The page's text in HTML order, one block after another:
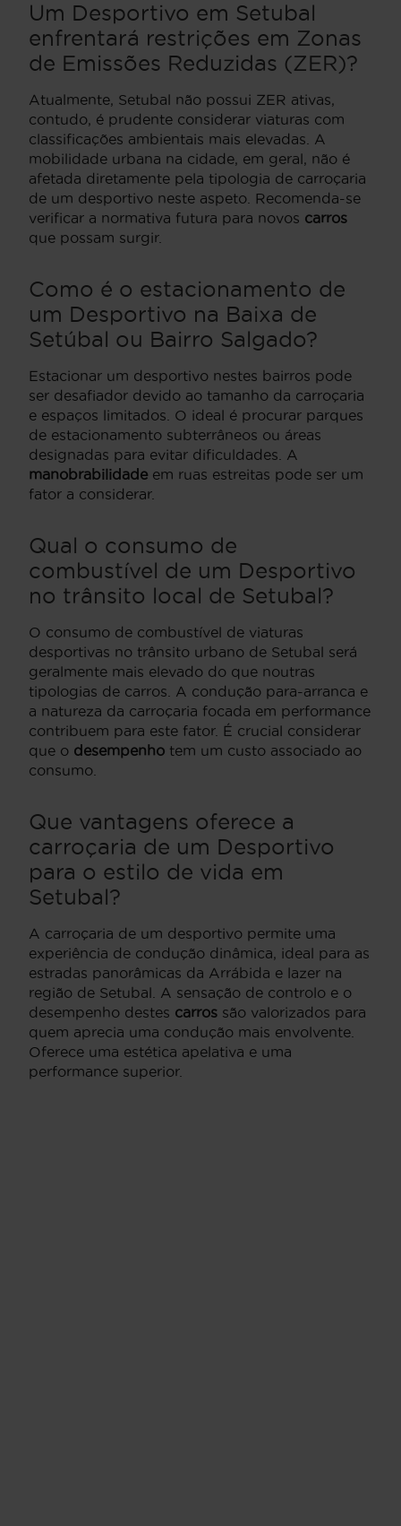
Um Desportivo em Setubal
enfrentará restrições em Zonas
de Emissões Reduzidas (ZER)?
Atualmente, Setubal não possui ZER ativas,
contudo, é prudente considerar viaturas com
classificações ambientais mais elevadas. A
mobilidade urbana na cidade, em geral, não é
afetada diretamente pela tipologia de carroçaria
de um desportivo neste aspeto. Recomenda-se
verificar a normativa futura para novos carros
que possam surgir.
Como é o estacionamento de
um Desportivo na Baixa de
Setúbal ou Bairro Salgado?
Estacionar um desportivo nestes bairros pode
ser desafiador devido ao tamanho da carroçaria
e espaços limitados. O ideal é procurar parques
de estacionamento subterrâneos ou áreas
designadas para evitar dificuldades. A
manobrabilidade em ruas estreitas pode ser um
fator a considerar.
Qual o consumo de
combustível de um Desportivo
no trânsito local de Setubal?
O consumo de combustível de viaturas
desportivas no trânsito urbano de Setubal será
geralmente mais elevado do que noutras
tipologias de carros. A condução para-arranca e
a natureza da carroçaria focada em performance
contribuem para este fator. É crucial considerar
que o desempenho tem um custo associado ao
consumo.
Que vantagens oferece a
carroçaria de um Desportivo
para o estilo de vida em
Setubal?
A carroçaria de um desportivo permite uma
experiência de condução dinâmica, ideal para as
estradas panorâmicas da Arrábida e lazer na
região de Setubal. A sensação de controlo e o
desempenho destes carros são valorizados para
quem aprecia uma condução mais envolvente.
Oferece uma estética apelativa e uma
performance superior.